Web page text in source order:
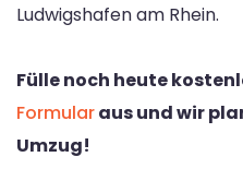
Ludwigshafen am Rhein.
Fülle noch heute
Formularaus und wir
Umzug!